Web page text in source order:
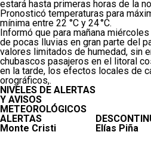
estará hasta primeras horas de la
Pronosticó temperaturas para
mínima entre 22 °C y 24 °C.
Informó que para mañana
de pocas lluvias en gran parte del
valores limitados de humedad, sin
chubascos pasajeros en el litoral
en la tarde, los efectos locales de
orográficos,.
NIVELES DE ALERTAS
Y AVISOS
METEOROLÓGICOS
ALERTAS
Monte Cristi
Elías Piña